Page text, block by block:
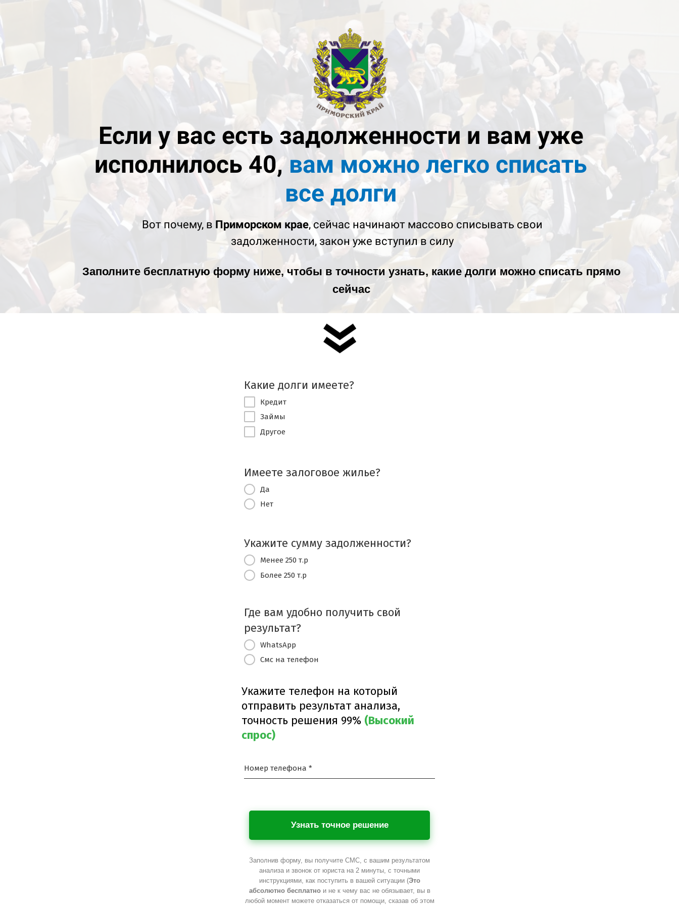
Если у вас есть задолженности и вам уже
исполнилось 40,вам можнолегко списать
все долги
Вот почему, в Приморском крае, сейчас начинают массово списывать свои
задолженности, закон уже вступил в силу
Заполните бесплатную форму ниже, чтобы в точности узнать, какие долги можно списать прямо
сейчас
Какие долги имеете?
Кредит
Займы
Другое
Имеете залоговое жилье?
Да
Нет
Укажите сумму задолженности?
Менее 250 т.р
Более 250 т.р
Где вам удобно получить свой
результат?
WhatsApp
Смс на телефон
Укажите телефон на который
отправить результат анализа,
точность решения 99% (Высокий
спрос)
Номер телефона *
Узнать точное решение
Заполнив форму, вы получите СМС, с вашим результатом
анализа и звонок от юриста на 2 минуты, с точными
инструкциями, как поступить в вашей ситуации (Это
абсолютно бесплатнои не к чему вас не обязывает, вы в
любой момент можете отказаться от помощи, сказав об этом